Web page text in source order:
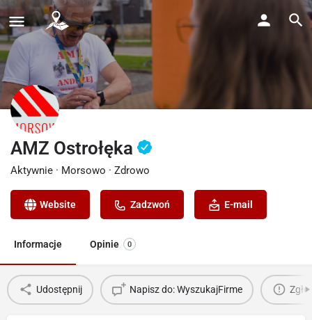
AMZ Ostrołęka
Aktywnie · Morsowo · Zdrowo
Website Zadzwoń E-mail
Informacje Opinie 0
Udostępnij Napisz do: WyszukajFirme